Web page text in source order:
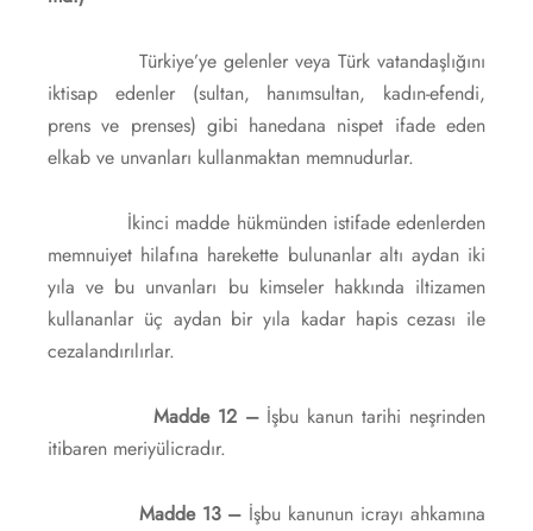
Türkiye’ye gelenler veya Türk vatandaşlığını
iktisap edenler (sultan, hanımsultan, kadın-efendi,
prens ve prenses) gibi hanedana nispet ifade eden
elkab ve unvanları kullanmaktan memnudurlar.
İkinci madde hükmünden istifade edenlerden
memnuiyet hilafına harekette bulunanlar altı aydan iki
yıla ve bu unvanları bu kimseler hakkında iltizamen
kullananlar üç aydan bir yıla kadar hapis cezası ile
cezalandırılırlar.
Madde 12 –İşbu kanun tarihi neşrinden
itibaren meriyülicradır.
Madde 13 – İşbu kanunun icrayı ahkamına